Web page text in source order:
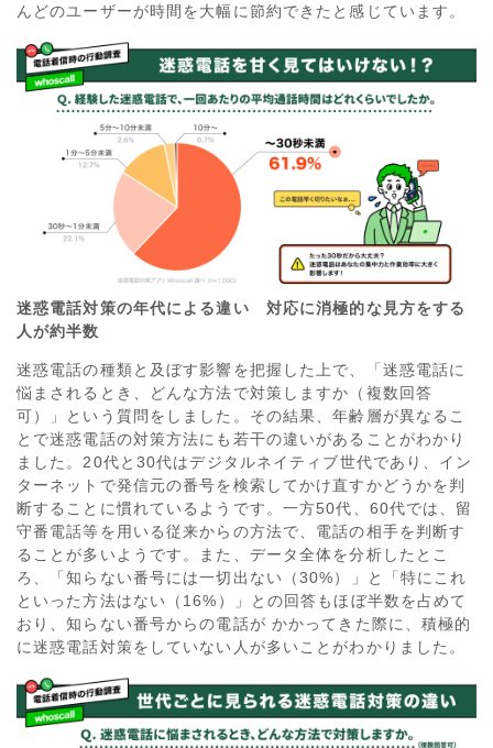
んどのユーザーが時間を大幅に節約できたと感じています。
迷惑電話対策の年代による違い 対応に消極的な見方をする
人が約半数
迷惑電話の種類と及ぼす影響を把握した上で、「迷惑電話に
悩まされるとき、どんな方法で対策しますか（複数回答
可）」という質問をしました。その結果、年齢層が異なるこ
とで迷惑電話の対策方法にも若干の違いがあることがわかり
ました。20代と30代はデジタルネイティブ世代であり、イン
ターネットで発信元の番号を検索してかけ直すかどうかを判
断することに慣れているようです。一方50代、60代では、留
守番電話等を用いる従来からの方法で、電話の相手を判断す
ることが多いようです。また、データ全体を分析したとこ
ろ、「知らない番号には一切出ない（30%）」と「特にこれ
といった方法はない（16%）」との回答もほぼ半数を占めて
おり、知らない番号からの電話が かかってきた際に、積極的
に迷惑電話対策をしていない人が多いことがわかりました。